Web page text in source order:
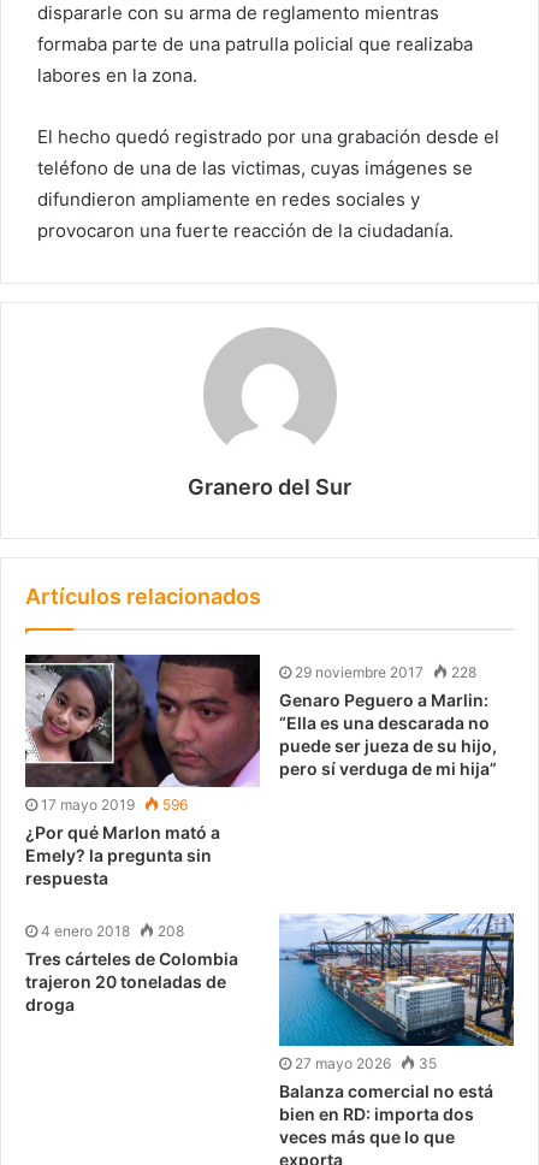
dispararle con su arma de reglamento mientras
formaba parte de una patrulla policial que realizaba
labores en la zona.
El hecho quedó registrado por una grabación desde el
teléfono de una de las victimas, cuyas imágenes se
difundieron ampliamente en redes sociales y
provocaron una fuerte reacción de la ciudadanía.
Granero del Sur
Artículos relacionados
17 mayo 2019 596
¿Por qué Marlon mató a
Emely? la pregunta sin
respuesta
29 noviembre 2017 228
Genaro Peguero a Marlin:
“Ella es una descarada no
puede ser jueza de su hijo,
pero sí verduga de mi hija”
4 enero 2018 208
Tres cárteles de Colombia
trajeron 20 toneladas de
droga
27 mayo 2026 35
Balanza comercial no está
bien en RD: importa dos
veces más que lo que
exporta